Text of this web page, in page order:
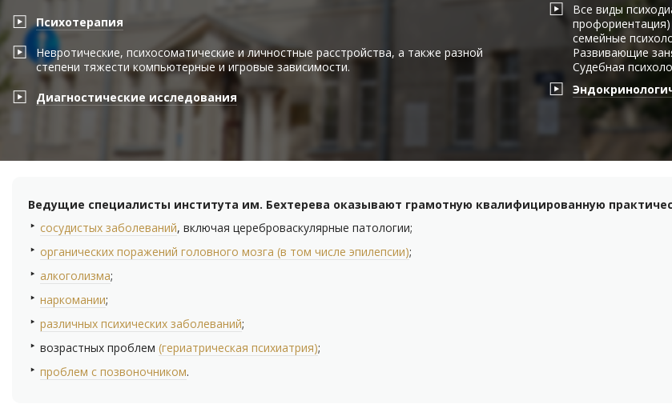
Психотерапия
Невротические, психосоматические и личностные расстройства, а также разной
степени тяжести компьютерные и игровые зависимости.
Диагностические исследования
Все виды
семейные
Развивающие
Судебная
Ведущие специалисты института им. Бехтерева оказывают грамотную квалифицированную
сосудистых заболеваний, включая цереброваскулярные патологии;
органических поражений головного мозга (в том числе эпилепсии);
алкоголизма;
наркомании;
различных психических заболеваний;
возрастных проблем (гериатрическая психиатрия);
проблем с позвоночником.